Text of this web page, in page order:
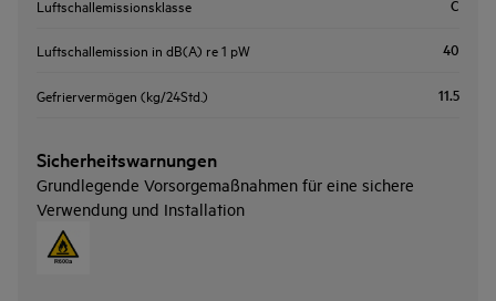
Luftschallemissionsklasse C
Luftschallemission in dB(A) re 1 pW 40
Gefriervermögen (kg/24Std.) 11.5
Sicherheitswarnungen
Grundlegende Vorsorgemaßnahmen für eine sichere
Verwendung und Installation